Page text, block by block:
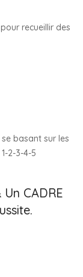
recueillir des
basant sur les
2-3-4-5
CADRE